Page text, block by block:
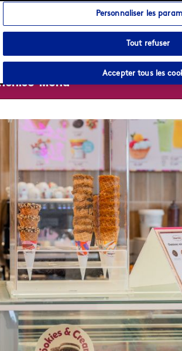
Menu
Personnaliser les
Tout refuser
Accepter tous les